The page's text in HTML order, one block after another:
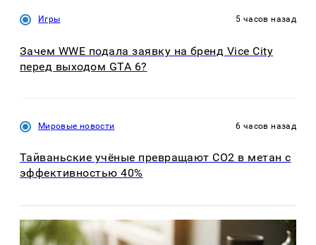
Игры 5 часов назад
Зачем WWE подала заявку на бренд Vice City
перед выходом GTA 6?
Мировые новости 6 часов назад
Тайваньские учёные превращают CO2 в метан с
эффективностью 40%